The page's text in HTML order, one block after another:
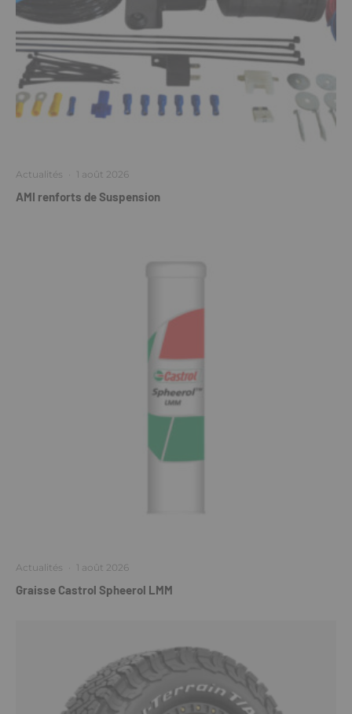
Actualités · 1 août 2026
AMI renforts de Suspension
Actualités · 1 août 2026
Graisse Castrol Spheerol LMM